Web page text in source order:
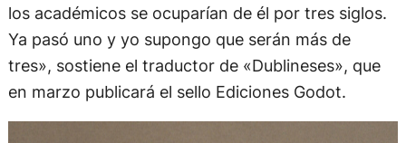
los académicos se ocuparían de él por tres siglos.
Ya pasó uno y yo supongo que serán más de
tres», sostiene el traductor de «Dublineses», que
en marzo publicará el sello Ediciones Godot.